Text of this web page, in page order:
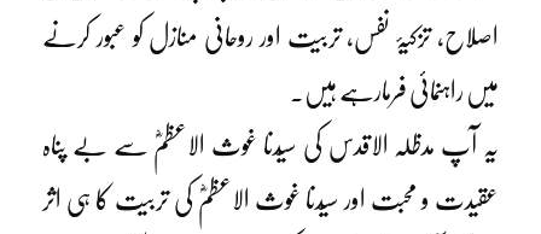
اصلاح، تزکیۂ نفس، تربیت اور روحانی منازل کو عبور کرنے
میں راہنمائی فرمارہے ہیں۔
یہ آپ مدظلہ الاقدس کی سیّدنا غوث الاعظمؓ سے بے پناہ
عقیدت و محبت اور سیّدنا غوث الاعظمؓ کی تربیت کا ہی اثر